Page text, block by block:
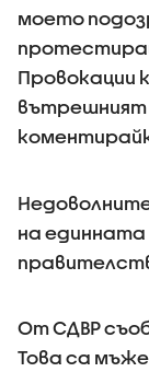
моето
Провокации
вътрешният
на
От СДВР
Това са мъже